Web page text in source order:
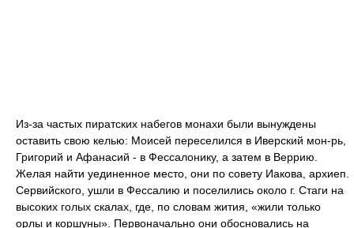
Из-за частых пиратских набегов монахи были вынуждены
оставить свою келью: Моисей переселился в Иверский мон-рь,
Григорий и Афанасий - в Фессалонику, а затем в Веррию.
Желая найти уединенное место, они по совету Иакова, архиеп.
Сервийского, ушли в Фессалию и поселились около г. Стаги на
высоких голых скалах, где, по словам жития, «жили только
орлы и коршуны». Первоначально они обосновались на